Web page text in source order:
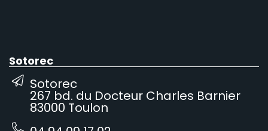
Sotorec
Sotorec
267 bd. du Docteur Charles Barnier
83000 Toulon